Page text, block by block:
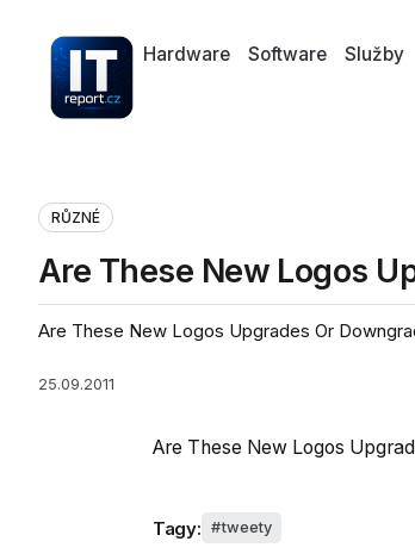
Hardware Software Služby
RŮZNÉ
Are These New Logos
Are These New Logos Upgrades Or
25.09.2011
Are These New Logos
Tagy: tweety